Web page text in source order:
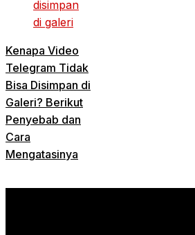
Kenapa Video
Telegram Tidak
Bisa Disimpan di
Galeri? Berikut
Penyebab dan
Cara
Mengatasinya